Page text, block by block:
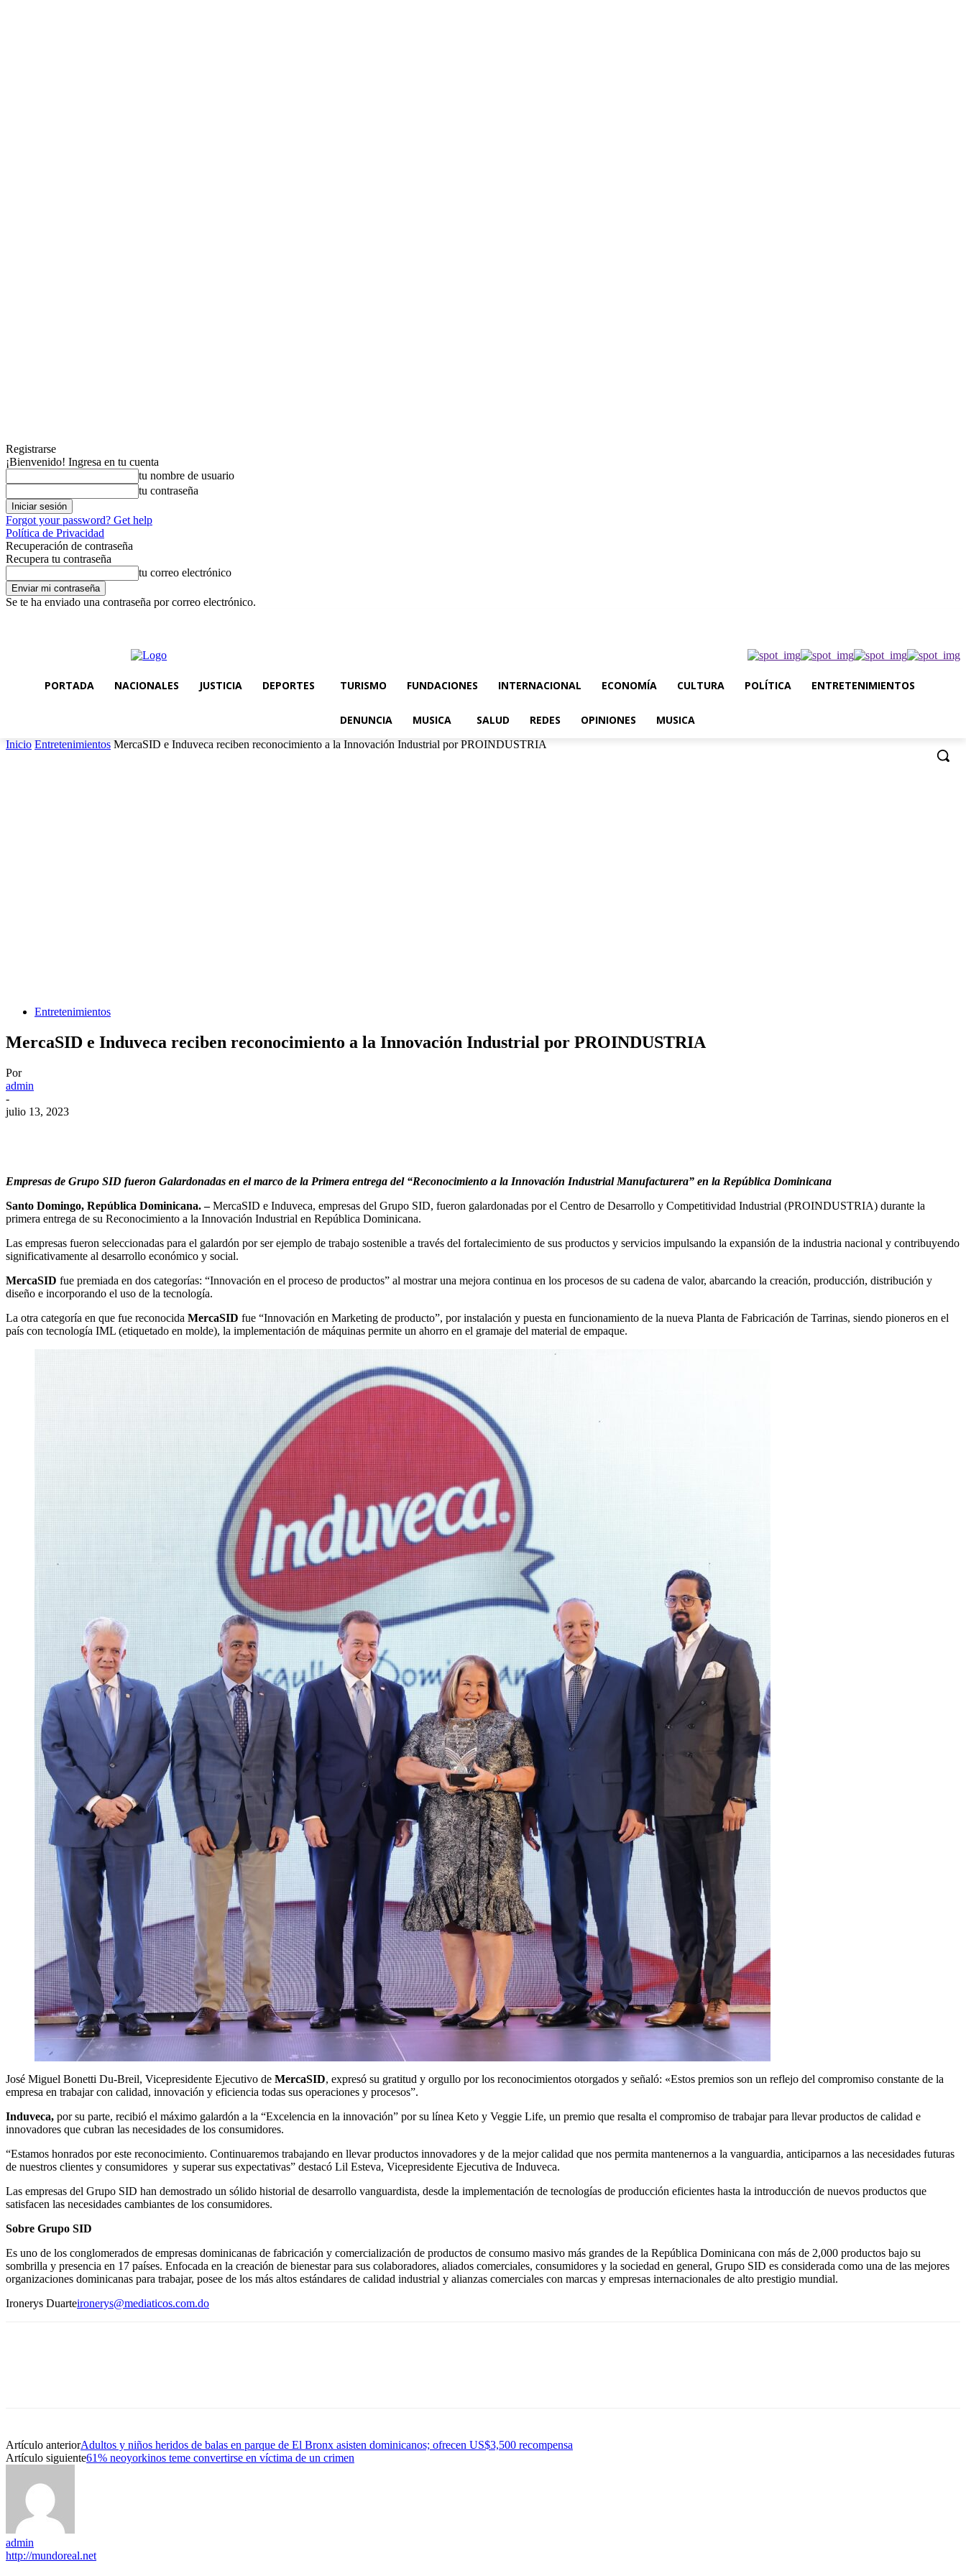
Registrarse
¡Bienvenido! Ingresa en tu cuenta
tu nombre de usuario
tu contraseña
Forgot your password? Get help
Política de Privacidad
Recuperación de contraseña
Recupera tu contraseña
tu correo electrónico
Se te ha enviado una contraseña por correo electrónico.
PORTADA NACIONALES JUSTICIA DEPORTES TURISMO FUNDACIONES INTERNACIONAL ECONOMÍA CULTURA POLÍTICA ENTRETENIMIENTOS
DENUNCIA MUSICA SALUD REDES OPINIONES MUSICA
Inicio Entretenimientos MercaSID e Induveca reciben reconocimiento a la Innovación Industrial por PROINDUSTRIA
Entretenimientos
MercaSID e Induveca reciben reconocimiento a la Innovación Industrial por PROINDUSTRIA
Por
admin
-
julio 13, 2023
Empresas de Grupo SID fueron Galardonadas en el marco de la Primera entrega del “Reconocimiento a la Innovación Industrial Manufacturera” en la República Dominicana
Santo Domingo, República Dominicana. –MercaSID e Induveca, empresas del Grupo SID, fueron galardonadas por el Centro de Desarrollo y Competitividad Industrial (PROINDUSTRIA) durante la
primera entrega de su Reconocimiento a la Innovación Industrial en República Dominicana.
Las empresas fueron seleccionadas para el galardón por ser ejemplo de trabajo sostenible a través del fortalecimiento de sus productos y servicios impulsando la expansión de la industria nacional y contribuyendo
significativamente al desarrollo económico y social.
MercaSID fue premiada en dos categorías: “Innovación en el proceso de productos” al mostrar una mejora continua en los procesos de su cadena de valor, abarcando la creación, producción, distribución y
diseño e incorporando el uso de la tecnología.
La otra categoría en que fue reconocida MercaSID fue “Innovación en Marketing de producto”, por instalación y puesta en funcionamiento de la nueva Planta de Fabricación de Tarrinas, siendo pioneros en el
país con tecnología IML (etiquetado en molde), la implementación de máquinas permite un ahorro en el gramaje del material de empaque.
José Miguel Bonetti Du-Breil, Vicepresidente Ejecutivo de MercaSID, expresó su gratitud y orgullo por los reconocimientos otorgados y señaló: «Estos premios son un reflejo del compromiso constante de la
empresa en trabajar con calidad, innovación y eficiencia todas sus operaciones y procesos”.
Induveca, por su parte, recibió el máximo galardón a la “Excelencia en la innovación” por su línea Keto y Veggie Life, un premio que resalta el compromiso de trabajar para llevar productos de calidad e
innovadores que cubran las necesidades de los consumidores.
“Estamos honrados por este reconocimiento. Continuaremos trabajando en llevar productos innovadores y de la mejor calidad que nos permita mantenernos a la vanguardia, anticiparnos a las necesidades futuras
de nuestros clientes y consumidores y superar sus expectativas” destacó Lil Esteva, Vicepresidente Ejecutiva de Induveca.
Las empresas del Grupo SID han demostrado un sólido historial de desarrollo vanguardista, desde la implementación de tecnologías de producción eficientes hasta la introducción de nuevos productos que
satisfacen las necesidades cambiantes de los consumidores.
Sobre Grupo SID
Es uno de los conglomerados de empresas dominicanas de fabricación y comercialización de productos de consumo masivo más grandes de la República Dominicana con más de 2,000 productos bajo su
sombrilla y presencia en 17 países. Enfocada en la creación de bienestar para sus colaboradores, aliados comerciales, consumidores y la sociedad en general, Grupo SID es considerada como una de las mejores
organizaciones dominicanas para trabajar, posee de los más altos estándares de calidad industrial y alianzas comerciales con marcas y empresas internacionales de alto prestigio mundial.
Ironerys Duarteironerys@mediaticos.com.do
Artículo anteriorAdultos y niños heridos de balas en parque de El Bronx asisten dominicanos; ofrecen US$3,500 recompensa
Artículo siguiente61% neoyorkinos teme convertirse en víctima de un crimen
admin
http://mundoreal.net